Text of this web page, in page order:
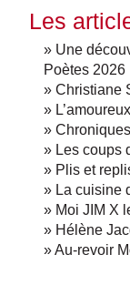
Les
» Une
Poètes 2026
» Christiane
»
»
» Les coups
» Plis et
» La cuisine
» Moi JIM X
» Hélène
» Au-revoir